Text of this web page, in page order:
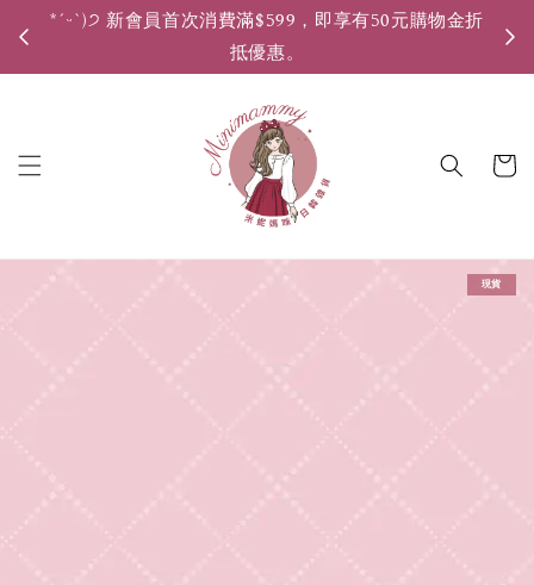
*ˊᵕˋ)੭ 新會員首次消費滿$599，即享有50元購物金折
抵優惠。
現貨